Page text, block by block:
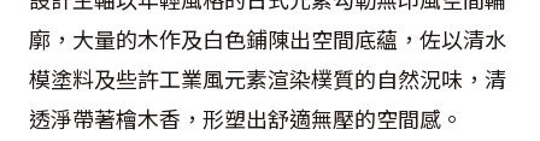
廓，大量的木作及白色鋪陳出空間底蘊，佐以清水
模塗料及些許工業風元素渲染樸質的自然況味，清
透淨帶著檜木香，形塑出舒適無壓的空間感。